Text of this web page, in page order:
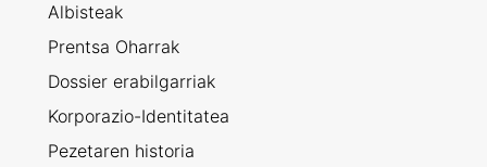
Albisteak
Prentsa Oharrak
Dossier erabilgarriak
Korporazio-Identitatea
Pezetaren historia